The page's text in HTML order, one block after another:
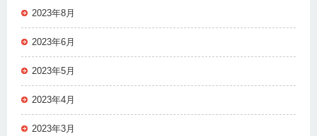
2023年8月
2023年6月
2023年5月
2023年4月
2023年3月